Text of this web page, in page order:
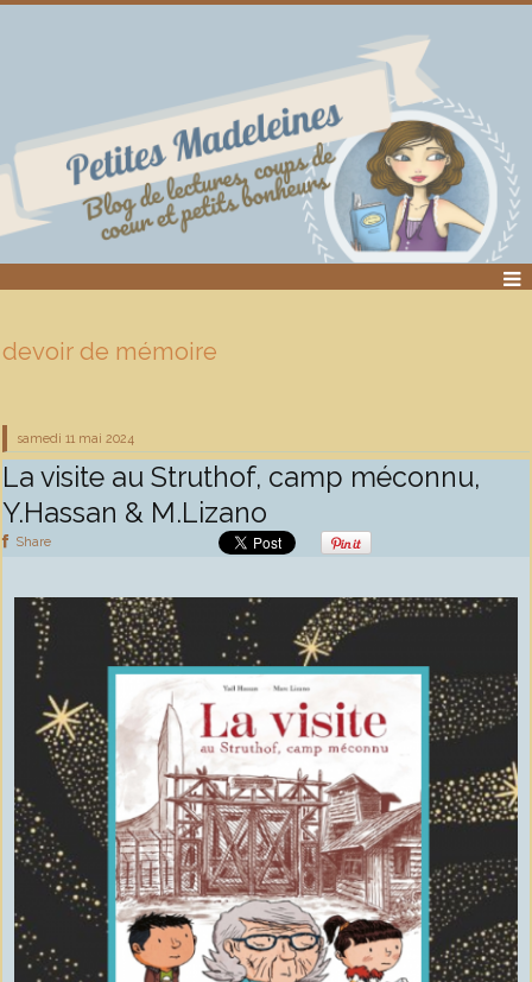
devoir de mémoire
samedi 11 mai 2024
La visite au Struthof, camp méconnu,
Y.Hassan & M.Lizano
Share